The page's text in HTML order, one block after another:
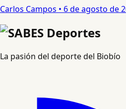
Carlos Campos • 6 de agosto de
La pasión del deporte del Biobío